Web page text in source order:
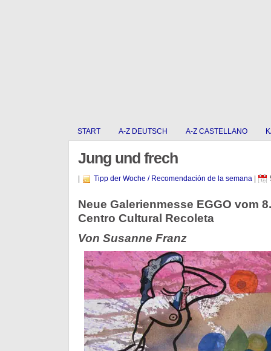
START A-Z DEUTSCH A-Z CASTELLANO
Jung und frech
Tipp der Woche / Recomendación de la semana|
Neue Galerienmesse EGGO vom
Centro Cultural Recoleta
Von Susanne Franz